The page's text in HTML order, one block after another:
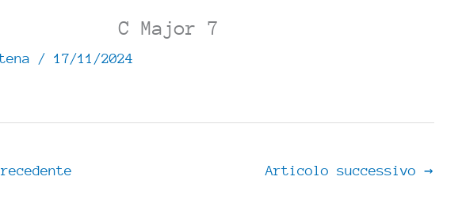
C Major 7
/ 17/11/2024
Articolo successivo →